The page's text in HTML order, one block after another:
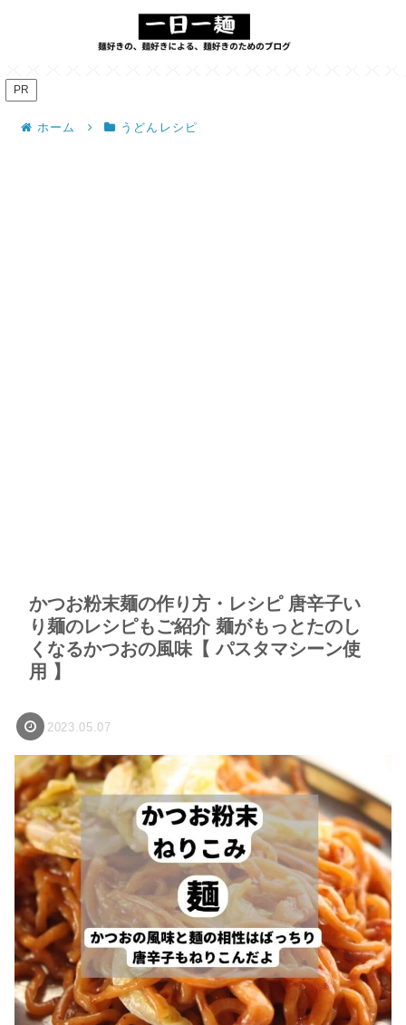
PR
ホーム うどんレシピ
かつお粉末麺の作り方・レシピ 唐辛子い
り麺のレシピもご紹介 麺がもっとたのし
くなるかつおの風味【 パスタマシーン使
用 】
2023.05.07